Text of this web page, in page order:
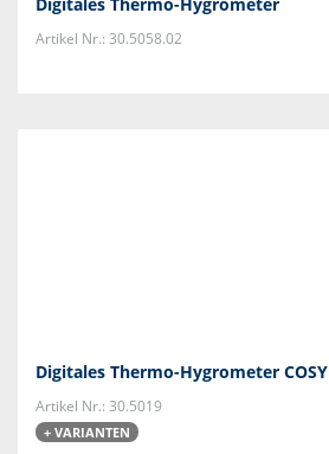
Artikel Nr.: 30.5058.02
Digitales Thermo-Hygrometer COSY
Artikel Nr.: 30.5019
+ VARIANTEN